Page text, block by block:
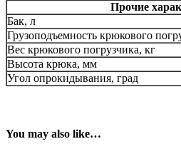
Прочие
Бак, л
Грузоподъемность крюкового
Вес крюкового погрузчика, кг
Высота крюка, мм
Угол опрокидывания, град
You may also like…